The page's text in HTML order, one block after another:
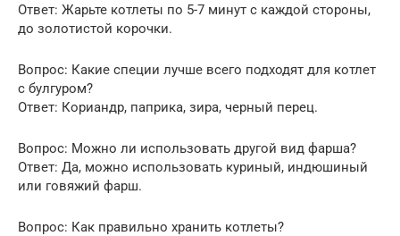
Ответ: Жарьте котлеты по 5-7 минут с каждой стороны,
до золотистой корочки.
Вопрос: Какие специи лучше всего подходят для котлет
с булгуром?
Ответ: Кориандр, паприка, зира, черный перец.
Вопрос: Можно ли использовать другой вид фарша?
Ответ: Да, можно использовать куриный, индюшиный
или говяжий фарш.
Вопрос: Как правильно хранить котлеты?